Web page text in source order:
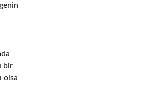
bir
olsa